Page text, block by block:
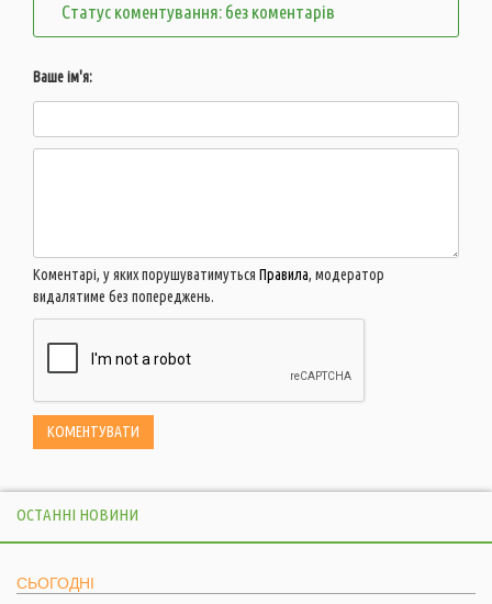
Статус коментування: без коментарів
Ваше ім'я:
Коментарі, у яких порушуватимуться Правила, модератор
видалятиме без попереджень.
ОСТАННІ НОВИНИ
СЬОГОДНІ